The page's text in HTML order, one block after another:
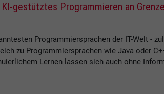
gestütztes Programmieren an
Programmiersprachen der IT-Welt -
zu Programmiersprachen wie Java oder
Lernen lassen sich auch ohne